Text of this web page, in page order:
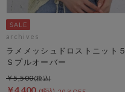
archives
ラメメッシュドロストニット５
Ｓプルオーバー
￥4,400
￥5,500